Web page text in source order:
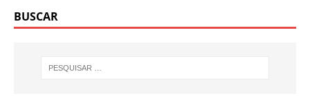
BUSCAR